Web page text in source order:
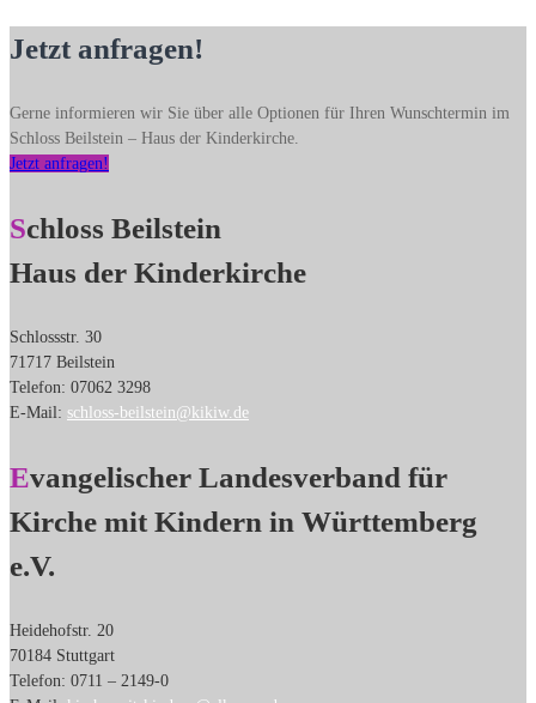
Jetzt anfragen!
Gerne informieren wir Sie über alle Optionen für Ihren Wunschtermin im
Schloss Beilstein – Haus der Kinderkirche.
Jetzt anfragen!
Schloss Beilstein
Haus der Kinderkirche
Schlossstr. 30
71717 Beilstein
Telefon: 07062 3298
E-Mail: schloss-beilstein@kikiw.de
Evangelischer Landesverband für
Kirche mit Kindern in Württemberg
e.V.
Heidehofstr. 20
70184 Stuttgart
Telefon: 0711 – 2149-0